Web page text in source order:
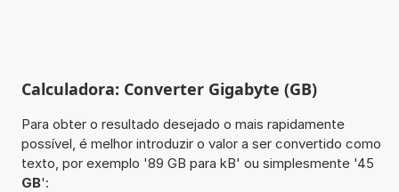
Calculadora: Converter Gigabyte (GB)
Para obter o resultado desejado o mais rapidamente
possível, é melhor introduzir o valor a ser convertido como
texto, por exemplo '89 GB para kB' ou simplesmente '45
GB':